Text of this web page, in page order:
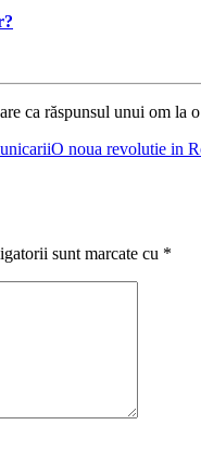
ca răspunsul unui om la
O noua revolutie in
sunt marcate cu *